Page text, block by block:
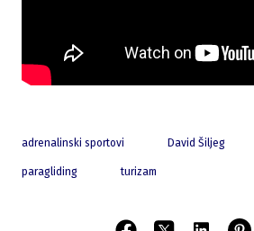
adrenalinski sportovi David Šiljeg
paragliding turizam